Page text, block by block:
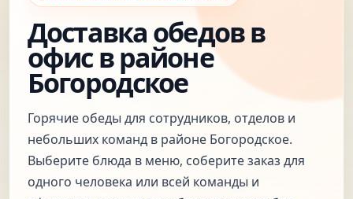
Доставка обедов в
офис в районе
Богородское
Горячие обеды для сотрудников, отделов и
небольших команд в районе Богородское.
Выберите блюда в меню, соберите заказ для
одного человека или всей команды и